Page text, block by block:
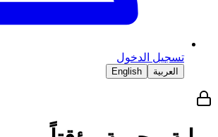
تسجيل الدخول
العربية English